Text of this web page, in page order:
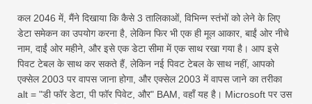
कल 2046 में, मैंने दिखाया कि कैसे 3 तालिकाओं, विभिन्न स्तंभों को लेने के लिए
डेटा समेकन का उपयोग करना है, लेकिन फिर भी एक ही मूल आकार, बाईं ओर नीचे
नाम, दाईं ओर महीने, और इसे एक डेटा सीमा में एक साथ रखा गया है। आप इसे
पिवट टेबल के साथ कर सकते हैं, लेकिन नई पिवट टेबल के साथ नहीं, आपको
एक्सेल 2003 पर वापस जाना होगा, और एक्सेल 2003 में वापस जाने का तरीका
alt = "डी फॉर डेटा, पी फॉर पिवेट, और" BAM, वहाँ यह है। Microsoft पर उस